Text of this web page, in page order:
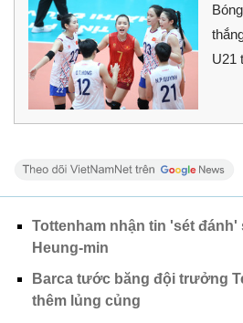
U21
Tottenham nhận tin 'sét đánh'
Heung-min
Barca tước băng đội trưởng
thêm lủng củng